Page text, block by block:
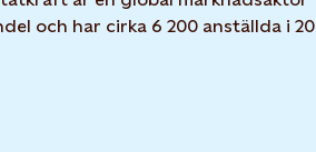
och har cirka 6 200 anställda i 20